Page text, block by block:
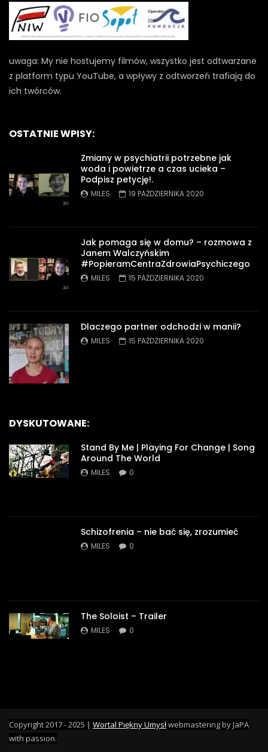
uwaga: My nie hostujemy filmów, wszystko jest odtwarzane
z platform typu YouTube, a wpływy z odtworzeń trafiają do
ich twórców.
OSTATNIE WPISY:
Zmiany w psychiatrii potrzebne jak
woda i powietrze a czas ucieka –
Podpisz petycję!.
MILES 19 PAŹDZIERNIKA 2020
Jak pomaga się w domu? – rozmowa z
Janem Walczyńskim
#PopieramCentraZdrowiaPsychiczego
MILES 15 PAŹDZIERNIKA 2020
Dlaczego partner odchodzi w manii?
MILES 15 PAŹDZIERNIKA 2020
DYSKUTOWANE:
Stand By Me | Playing For Change | Song
Around The World
MILES 0
Schizofrenia – nie bać się, zrozumieć
MILES 0
The Soloist – Trailer
MILES 0
Copyright 2017 - 2025 | Wortal Piękny Umysłwebmastering by JaPA
with passion.